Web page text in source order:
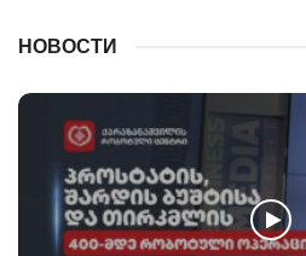
НОВОСТИ